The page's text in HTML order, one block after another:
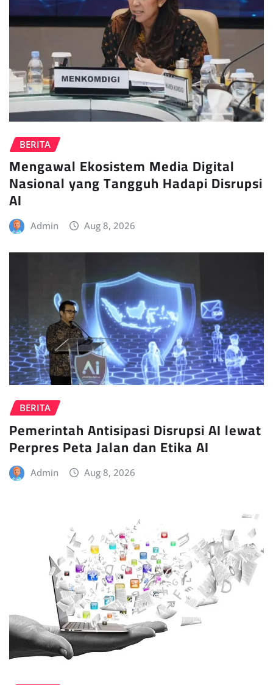
BERITA
Mengawal Ekosistem Media Digital
Nasional yang Tangguh Hadapi Disrupsi
AI
Admin Aug 8, 2026
BERITA
Pemerintah Antisipasi Disrupsi AI lewat
Perpres Peta Jalan dan Etika AI
Admin Aug 8, 2026